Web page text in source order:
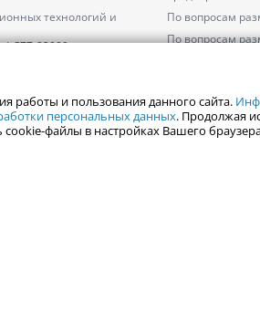
технологий и
82000
По вопросам
По вопросам
работы и пользования данного сайта.
персональных данных. Продолжая
файлы в настройках Вашего